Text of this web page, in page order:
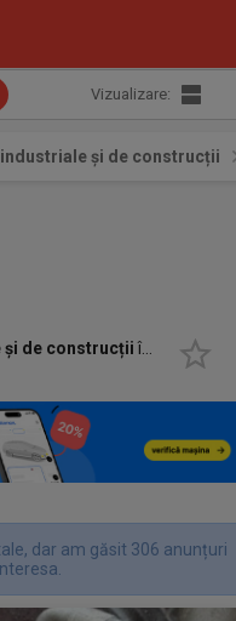
Vizualizare:
și de construcții
și de construcțiiîn
dar am găsit 306 anunțuri